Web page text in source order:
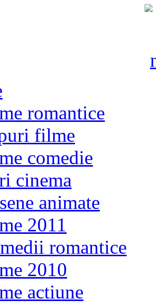
romantice
filme
comedie
cinema
animate
2011
romantice
2010
actiune